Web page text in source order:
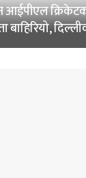
आईपीएल
बाहिरियो,